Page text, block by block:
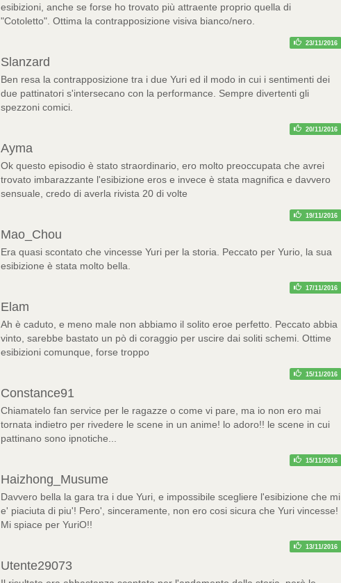
esibizioni, anche se forse ho trovato più attraente proprio quella di
"Cotoletto". Ottima la contrapposizione visiva bianco/nero.
23/11/2016
Slanzard
Ben resa la contrapposizione tra i due Yuri ed il modo in cui i sentimenti dei
due pattinatori s'intersecano con la performance. Sempre divertenti gli
spezzoni comici.
20/11/2016
Ayma
Ok questo episodio è stato straordinario, ero molto preoccupata che avrei
trovato imbarazzante l'esibizione eros e invece è stata magnifica e davvero
sensuale, credo di averla rivista 20 di volte
19/11/2016
Mao_Chou
Era quasi scontato che vincesse Yuri per la storia. Peccato per Yurio, la sua
esibizione è stata molto bella.
17/11/2016
Elam
Ah è caduto, e meno male non abbiamo il solito eroe perfetto. Peccato abbia
vinto, sarebbe bastato un pò di coraggio per uscire dai soliti schemi. Ottime
esibizioni comunque, forse troppo
15/11/2016
Constance91
Chiamatelo fan service per le ragazze o come vi pare, ma io non ero mai
tornata indietro per rivedere le scene in un anime! lo adoro!! le scene in cui
pattinano sono ipnotiche...
15/11/2016
Haizhong_Musume
Davvero bella la gara tra i due Yuri, e impossibile scegliere l'esibizione che mi
e' piaciuta di piu'! Pero', sinceramente, non ero cosi sicura che Yuri vincesse!
Mi spiace per YuriO!!
13/11/2016
Utente29073